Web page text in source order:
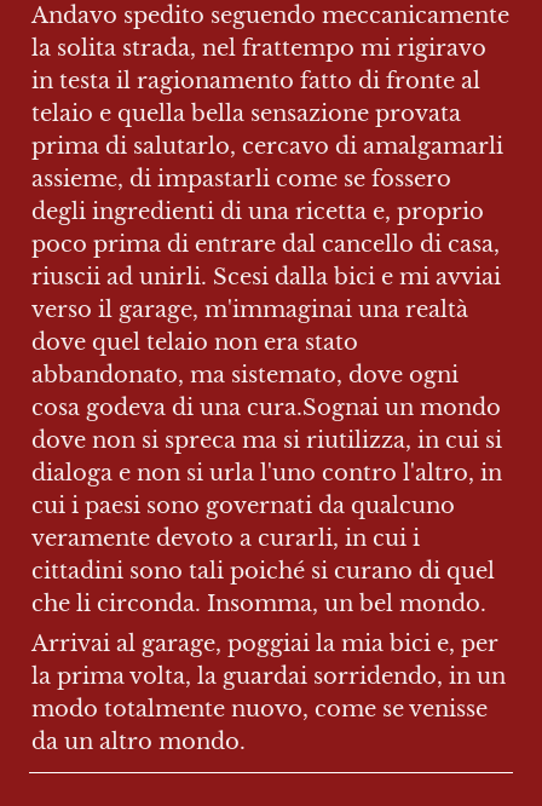
Andavo spedito seguendo meccanicamente
la solita strada, nel frattempo mi rigiravo
in testa il ragionamento fatto di fronte al
telaio e quella bella sensazione provata
prima di salutarlo, cercavo di amalgamarli
assieme, di impastarli come se fossero
degli ingredienti di una ricetta e, proprio
poco prima di entrare dal cancello di casa,
riuscii ad unirli. Scesi dalla bici e mi avviai
verso il garage, m'immaginai una realtà
dove quel telaio non era stato
abbandonato, ma sistemato, dove ogni
cosa godeva di una cura.Sognai un mondo
dove non si spreca ma si riutilizza, in cui si
dialoga e non si urla l'uno contro l'altro, in
cui i paesi sono governati da qualcuno
veramente devoto a curarli, in cui i
cittadini sono tali poiché si curano di quel
che li circonda. Insomma, un bel mondo.
Arrivai al garage, poggiai la mia bici e, per
la prima volta, la guardai sorridendo, in un
modo totalmente nuovo, come se venisse
da un altro mondo.